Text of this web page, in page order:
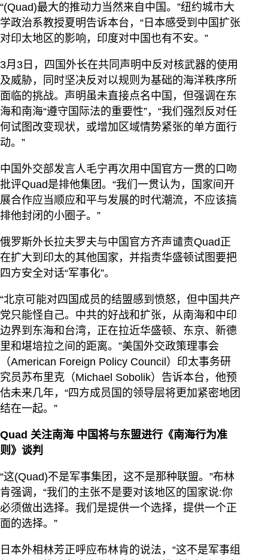
“(Quad)最大的推动力当然来自中国。”纽约城市大
学政治系教授夏明告诉本台，“日本感受到中国扩张
对印太地区的影响，印度对中国也有不安。”
3月3日，四国外长在共同声明中反对核武器的使用
及威胁，同时坚决反对以规则为基础的海洋秩序所
面临的挑战。声明虽未直接点名中国，但强调在东
海和南海“遵守国际法的重要性”，“我们强烈反对任
何试图改变现状，或增加区域情势紧张的单方面行
动。”
中国外交部发言人毛宁再次用中国官方一贯的口吻
批评Quad是排他集团。“我们一贯认为，国家间开
展合作应当顺应和平与发展的时代潮流，不应该搞
排他封闭的小圈子。”
俄罗斯外长拉夫罗夫与中国官方齐声谴责Quad正
在扩大到印太的其他国家，并指责华盛顿试图要把
四方安全对话“军事化”。
“北京可能对四国成员的结盟感到愤怒，但中国共产
党只能怪自己。中共的好战和扩张，从南海和中印
边界到东海和台湾，正在拉近华盛顿、东京、新德
里和堪培拉之间的距离。”美国外交政策理事会
（American Foreign Policy Council）印太事务研
究员苏布里克（Michael Sobolik）告诉本台，他预
估未来几年，“四方成员国的领导层将更加紧密地团
结在一起。”
Quad 关注南海 中国将与东盟进行《南海行为准
则》谈判
“这(Quad)不是军事集团，这不是那种联盟。”布林
肯强调，“我们的主张不是要对该地区的国家说:你
必须做出选择。我们是提供一个选择，提供一个正
面的选择。”
日本外相林芳正呼应布林肯的说法，“这不是军事组